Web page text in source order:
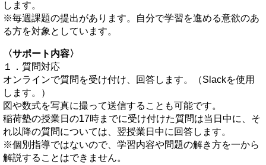
します。
※毎週課題の提出があります。自分で学習を進める意欲のあ
る方を対象としています。
〈サポート内容〉
１．質問対応
オンラインで質問を受け付け、回答します。（Slackを使用
します。）
図や数式を写真に撮って送信することも可能です。
稲荷塾の授業日の17時までに受け付けた質問は当日中に、そ
れ以降の質問については、翌授業日中に回答します。
※個別指導ではないので、学習内容や問題の解き方を一から
解説することはできません。